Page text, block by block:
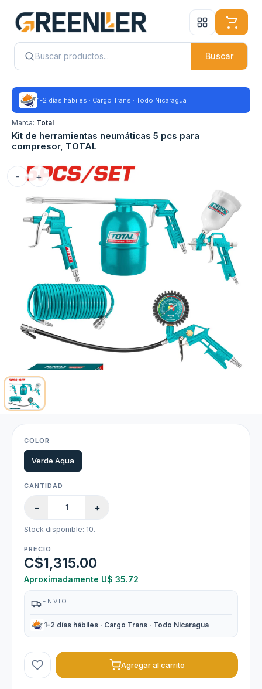
Buscar
1-2 días hábiles · Cargo Trans · Todo Nicaragua
Marca: Total
Kit de herramientas neumáticas 5 pcs para
compresor, TOTAL
- +
PRECIO
C$1,315.00
Aproximadamente U$ 35.72
ENVIO
1-2 días hábiles · Cargo Trans · Todo Nicaragua
COLOR
Verde Aqua
CANTIDAD
− +
Stock disponible: 10.
Agregar al carrito